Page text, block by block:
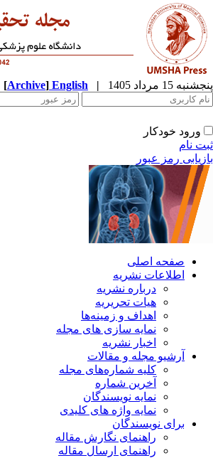
پنجشنبه 15 مرداد 1405 |
English
[Archive]
ورود خودکار
ثبت نام
بازیابی رمز عبور
صفحه اصلی
اطلاعات نشریه
درباره نشریه
هیات تحریریه
اهداف و زمینه‌ها
نمایه سازی های مجله
اخبار نشریه
آرشیو مجله و مقالات
کلیه شماره‌های مجله
آخرین شماره
نمایه نویسندگان
نمایه واژه های کلیدی
برای نویسندگان
راهنمای نگارش مقاله
راهنمای ارسال مقاله